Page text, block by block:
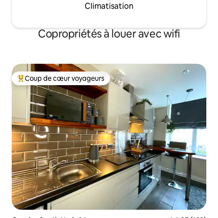
Climatisation
Copropriétés à louer avec wifi
Coup de cœur voyageurs parmi les plus aimés
Coup de cœur voyageurs